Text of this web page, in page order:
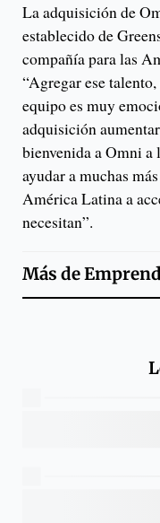
La adquisición de
establecido de
compañía para las
“Agregar ese
equipo es muy
adquisición
bienvenida a Omni
ayudar a muchas
América Latina a
necesitan”.
Más de